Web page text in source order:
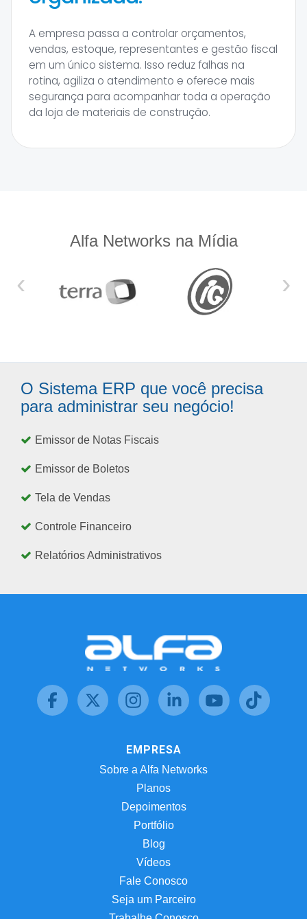
A empresa passa a controlar orçamentos,
vendas, estoque, representantes e gestão fiscal
em um único sistema. Isso reduz falhas na
rotina, agiliza o atendimento e oferece mais
segurança para acompanhar toda a operação
da loja de materiais de construção.
Alfa Networks na Mídia
‹ ›
O Sistema ERP que você precisa
para administrar seu negócio!
Emissor de Notas Fiscais
Emissor de Boletos
Tela de Vendas
Controle Financeiro
Relatórios Administrativos
EMPRESA
Sobre a Alfa Networks
Planos
Depoimentos
Portfólio
Blog
Vídeos
Fale Conosco
Seja um Parceiro